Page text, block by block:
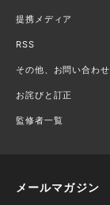
提携メディア
RSS
その他、お問い合わせ
お詫びと訂正
監修者一覧
メールマガジン